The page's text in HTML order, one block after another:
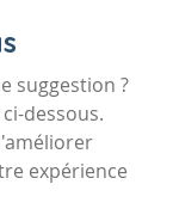
suggestion ?
dessous.
expérience